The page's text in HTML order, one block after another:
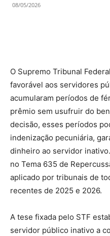
08/05/2026
O Supremo Tribunal
favorável aos servidores
acumularam períodos de
prêmio sem usufruir do
decisão, esses períodos
indenização pecuniária,
dinheiro ao servidor
no Tema 635 de
aplicado por tribunais de
recentes de 2025 e 2026.
A tese fixada pelo STF
servidor público inativo a